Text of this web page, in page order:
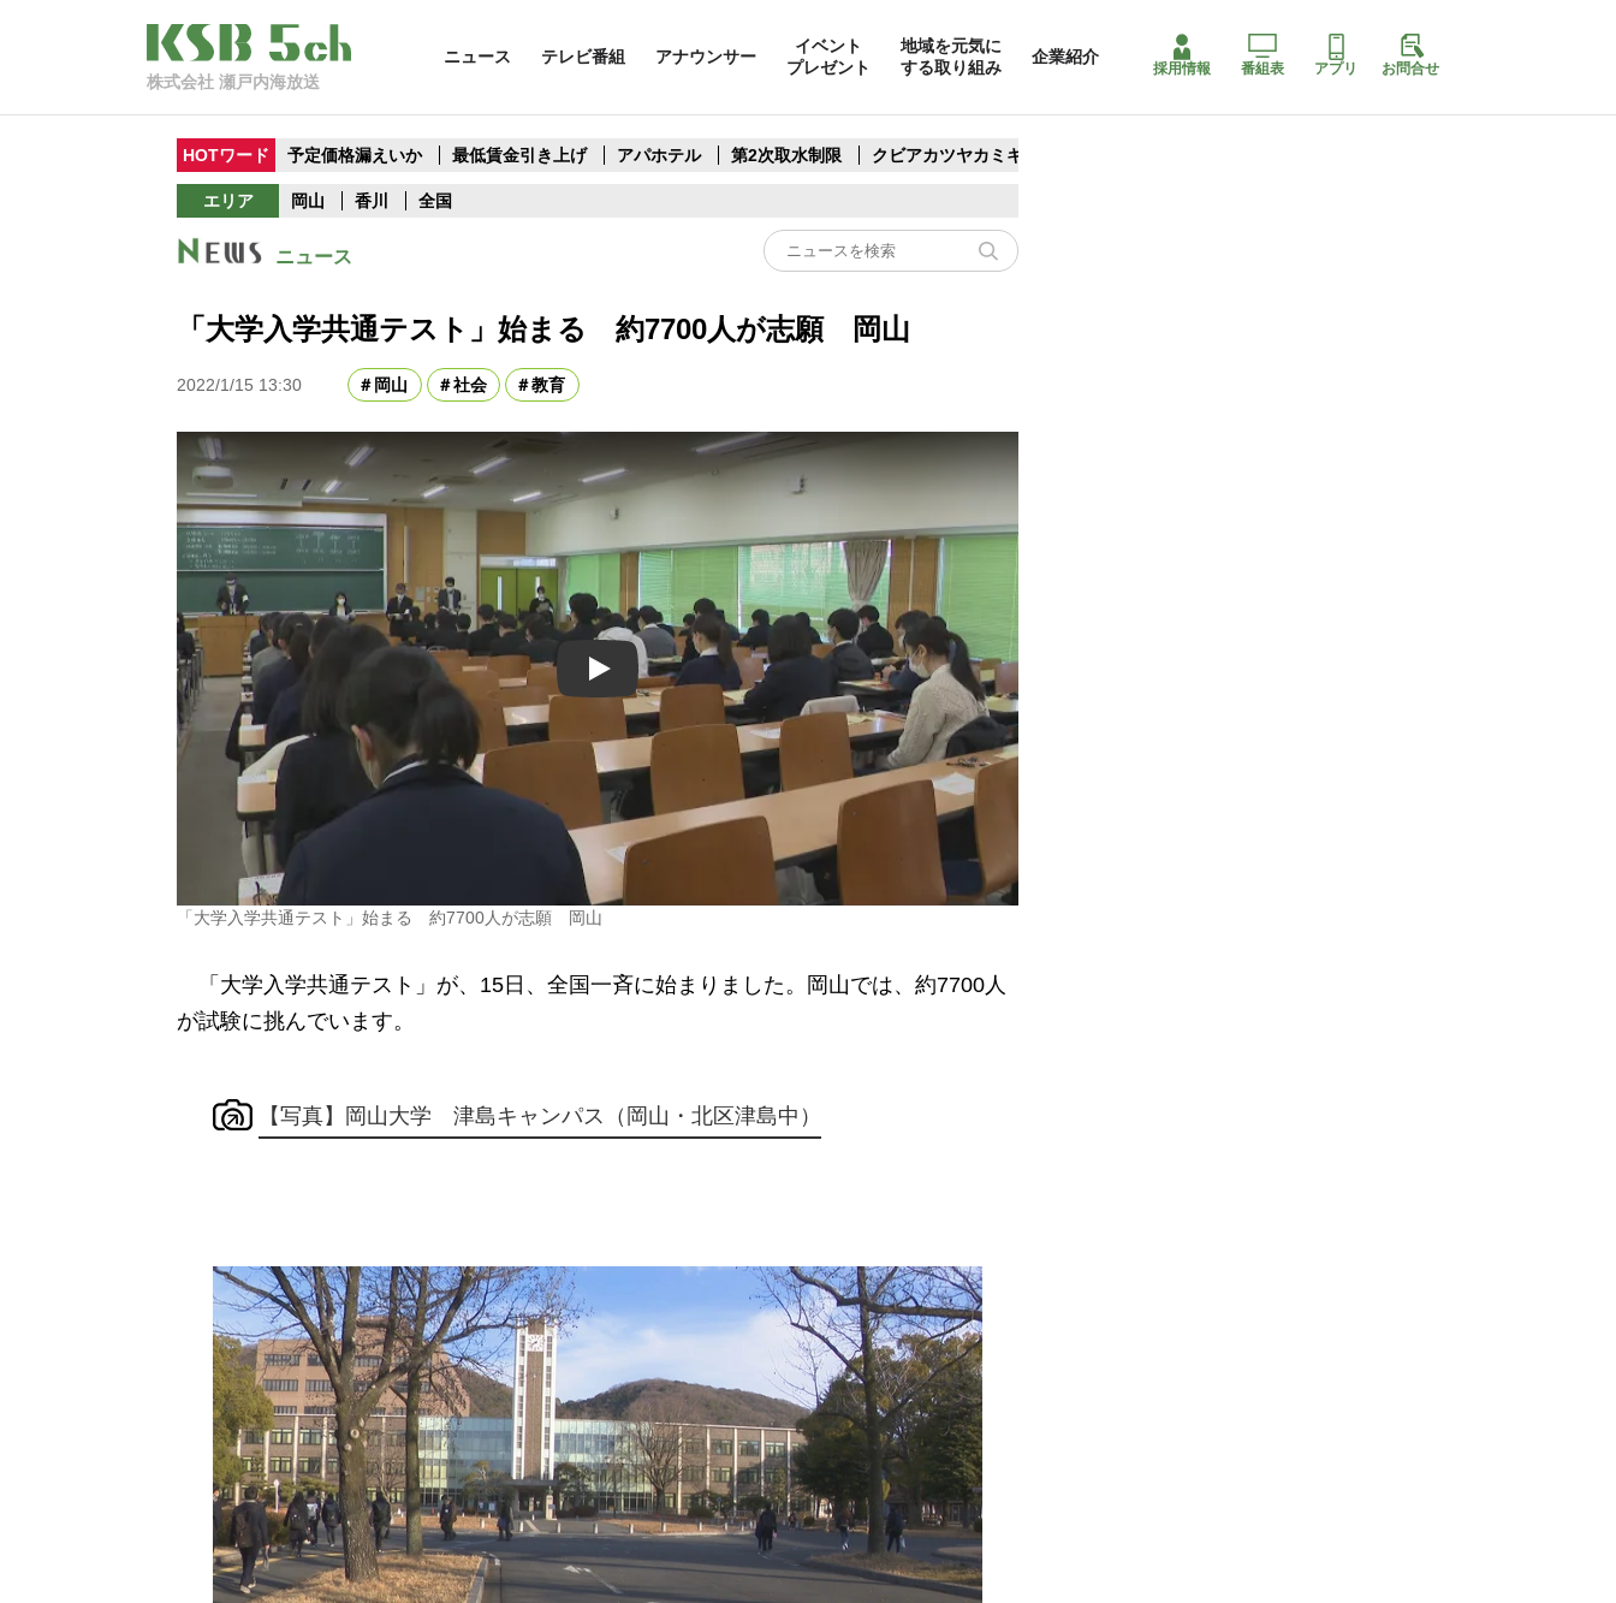
株式会社 瀬戸内海放送
ニュース テレビ番組 アナウンサー
イベント
プレゼント
地域を元気に
する取り組み
企業紹介
採用情報 番組表 アプリ お問合せ
HOTワード 予定価格漏えいか 最低賃金引き上げ アパホテル 第2次取水制限 クビアカツヤカミキリ
エリア 岡山 香川 全国
ニュース
「大学入学共通テスト」始まる 約7700人が志願 岡山
2022/1/15 13:30 岡山 社会 教育
Play
「大学入学共通テスト」始まる 約7700人が志願 岡山
「大学入学共通テスト」が、15日、全国一斉に始まりました。岡山では、約7700人
が試験に挑んでいます。
【写真】岡山大学 津島キャンパス（岡山・北区津島中）